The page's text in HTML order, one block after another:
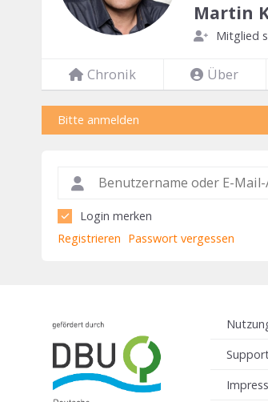
Martin
Mitglied
Chronik Über
Bitte anmelden
Login merken
Registrieren Passwort vergessen